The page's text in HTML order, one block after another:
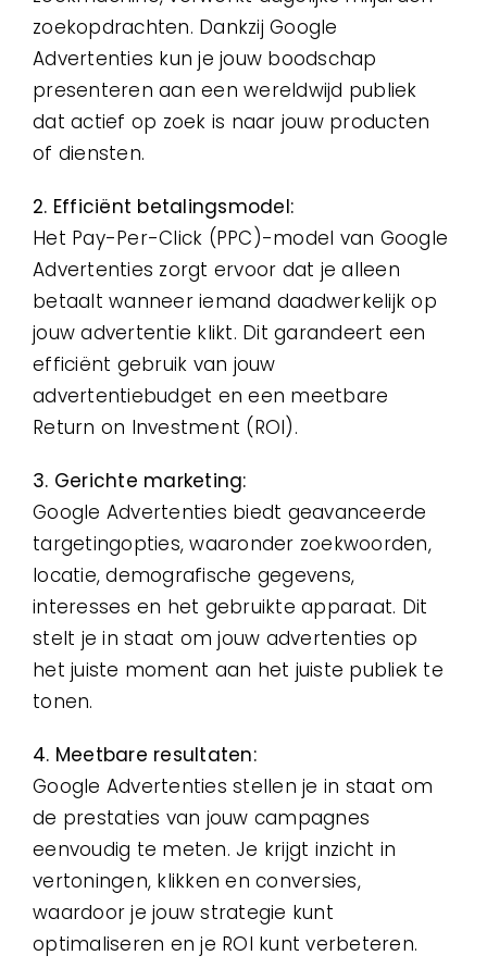
zoekopdrachten. Dankzij Google
Advertenties kun je jouw boodschap
presenteren aan een wereldwijd publiek
dat actief op zoek is naar jouw producten
of diensten.
2. Efficiënt betalingsmodel:
Het Pay-Per-Click (PPC)-model van Google
Advertenties zorgt ervoor dat je alleen
betaalt wanneer iemand daadwerkelijk op
jouw advertentie klikt. Dit garandeert een
efficiënt gebruik van jouw
advertentiebudget en een meetbare
Return on Investment (ROI).
3. Gerichte marketing:
Google Advertenties biedt geavanceerde
targetingopties, waaronder zoekwoorden,
locatie, demografische gegevens,
interesses en het gebruikte apparaat. Dit
stelt je in staat om jouw advertenties op
het juiste moment aan het juiste publiek te
tonen.
4. Meetbare resultaten:
Google Advertenties stellen je in staat om
de prestaties van jouw campagnes
eenvoudig te meten. Je krijgt inzicht in
vertoningen, klikken en conversies,
waardoor je jouw strategie kunt
optimaliseren en je ROI kunt verbeteren.